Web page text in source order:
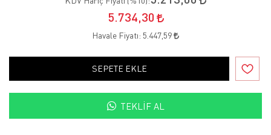
5.734,30
Havale Fiyatı: 5.447,59
SEPETE EKLE
TEKLIF AL